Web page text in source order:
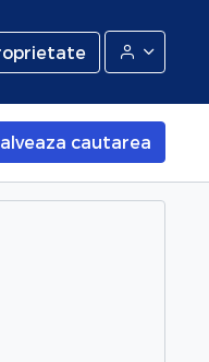
cautarea